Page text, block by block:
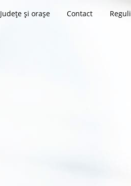
Județe și orașe Contact Reguli